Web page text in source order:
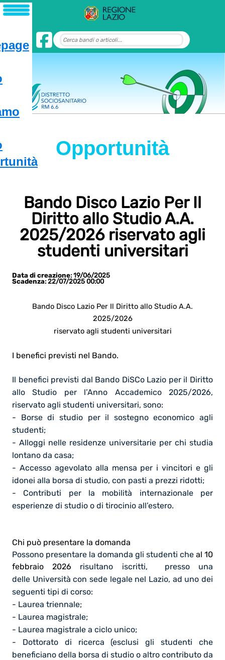
Opportunità
Bando Disco Lazio Per Il
Diritto allo Studio A.A.
2025/2026 riservato agli
studenti universitari
Data di creazione: 19/06/2025
Scadenza: 22/07/2025 00:00
Bando Disco Lazio Per Il Diritto allo Studio A.A.
2025/2026
riservato agli studenti universitari
I benefici previsti nel Bando.
Il benefici previsti dal Bando DiSCo Lazio per il Diritto
allo Studio per l’Anno Accademico 2025/2026,
riservato agli studenti universitari, sono:
- Borse di studioper il sostegno economico agli
studenti;
- Alloggi nelle residenze universitarie per chi studia
lontano da casa;
- Accesso agevolato alla mensa per i vincitori e gli
idonei alla borsa di studio, con pasti a prezzi ridotti;
- Contributi per la mobilità internazionaleper
esperienze di studio o di tirocinio all’estero.
Chi può presentare la domanda
Possono presentare la domanda gli studenti che al 10
febbraio 2026 risultano iscritti, presso una
delle Università con sede legale nel Lazio, ad uno dei
seguenti tipi di corso:
- Laurea triennale;
- Laurea magistrale;
- Laurea magistrale a ciclo unico;
- Dottorato di ricerca (esclusi gli studenti che
beneficiano della borsa di studio o altro contributo da